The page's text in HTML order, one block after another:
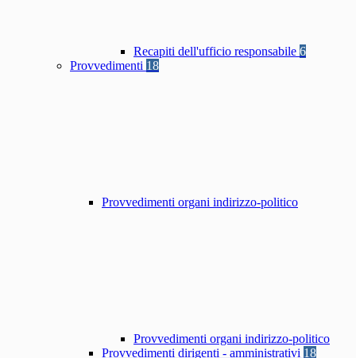
Recapiti dell'ufficio responsabile 6
Provvedimenti 18
Provvedimenti organi indirizzo-politico
Provvedimenti organi indirizzo-politico
Provvedimenti dirigenti - amministrativi 18